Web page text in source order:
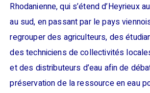
Rhodanienne, qui s’étend d’Heyrieux
au sud, en passant par le pays
regrouper des agriculteurs, des
des techniciens de collectivités
et des distributeurs d’eau afin de
préservation de la ressource en eau